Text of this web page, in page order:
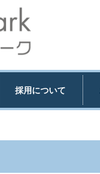
採用について